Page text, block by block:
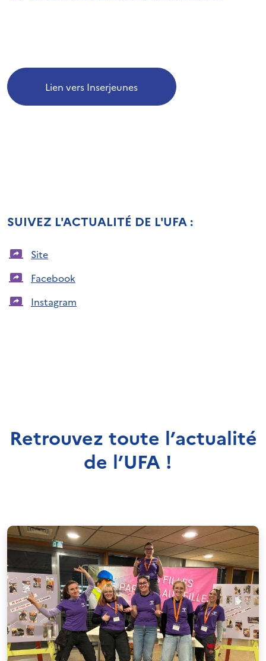
Lien vers Inserjeunes
SUIVEZ L'ACTUALITÉ DE L'UFA :
Site
Facebook
Instagram
Retrouvez toute l’actualité
de l’UFA !